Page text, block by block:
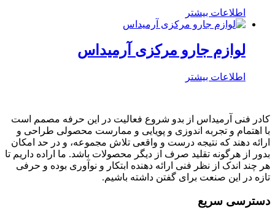
اطلاعات بیشتر
لوازم جارو مرکزی آرمیداس
اطلاعات بیشتر
کادر فنی آرمیداس از بدو شروع فعالیت در این حرفه مصمم است
با اهتمام و تجربه اندوزی و پویایی و ممارست محصولی طراحی و
ارائه دهند که نتیجه درست و واقعی تلاش مجموعه، و در حد امکان
بدور از هرگونه تقلید صرف از دیگر محصولات باشد. ما اراده داریم تا
هر چند اندک از نظر فنی ارائه دهنده ابتکار و نوآوری بوده و حرفی
تازه در این صنعت برای گفتن داشته باشیم.
دسترسی سریع